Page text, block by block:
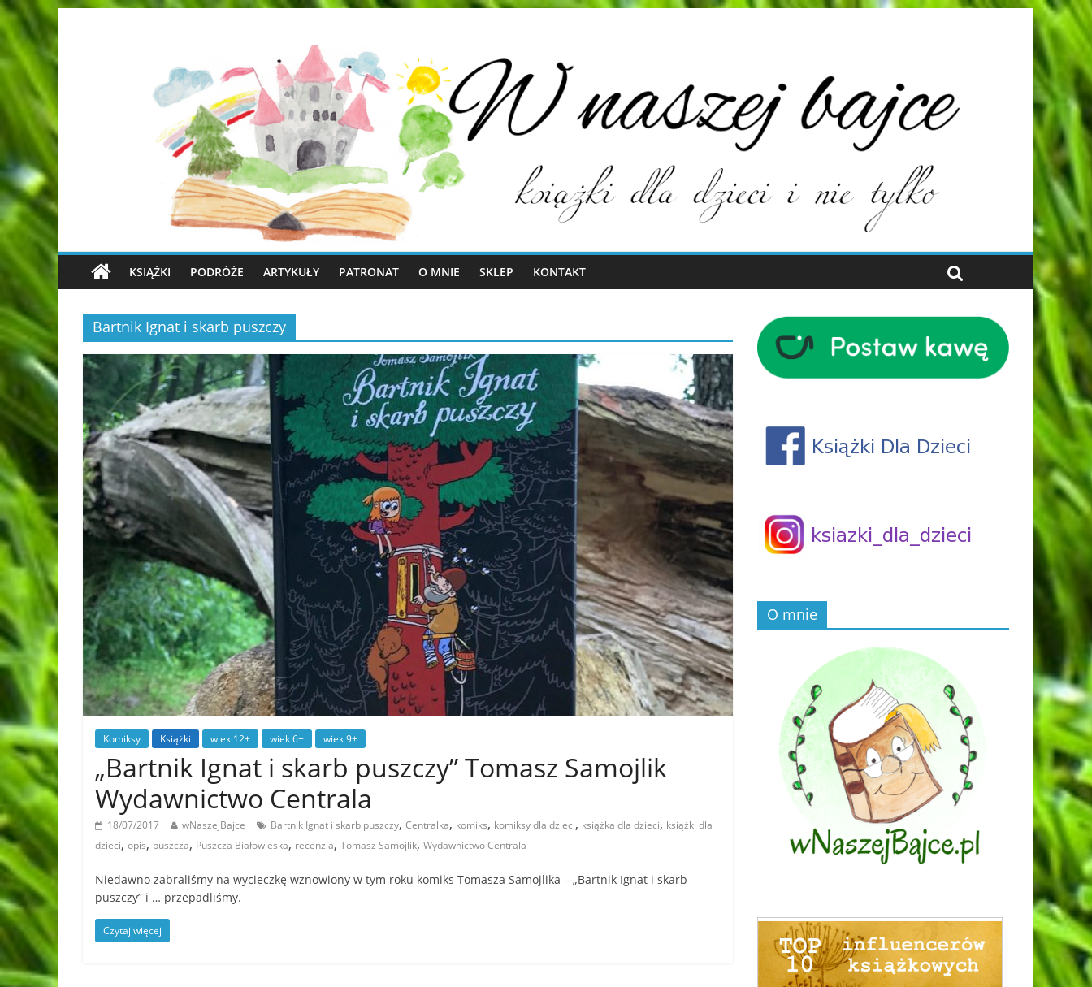
KSIĄŻKI PODRÓŻE ARTYKUŁY PATRONAT O MNIE SKLEP KONTAKT
Bartnik Ignat i skarb puszczy
Komiksy Książki wiek 12+ wiek 6+ wiek 9+
„Bartnik Ignat i skarb puszczy” Tomasz Samojlik
Wydawnictwo Centrala
18/07/2017 wNaszejBajce Bartnik Ignat i skarb puszczy, Centralka, komiks, komiksy dla dzieci, książka dla dzieci, książki dla
dzieci, opis, puszcza, Puszcza Białowieska, recenzja, Tomasz Samojlik, Wydawnictwo Centrala
Niedawno zabraliśmy na wycieczkę wznowiony w tym roku komiks Tomasza Samojlika – „Bartnik Ignat i skarb
puszczy” i … przepadliśmy.
Czytaj więcej
O mnie